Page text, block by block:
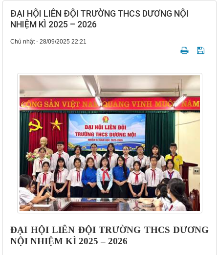
ĐẠI HỘI LIÊN ĐỘI TRƯỜNG THCS DƯƠNG NỘI
NHIỆM KÌ 2025 – 2026
Chủ nhật - 28/09/2025 22:21
ĐẠI HỘI LIÊN ĐỘI TRƯỜNG THCS DƯƠNG
NỘI NHIỆM KÌ 2025 – 2026